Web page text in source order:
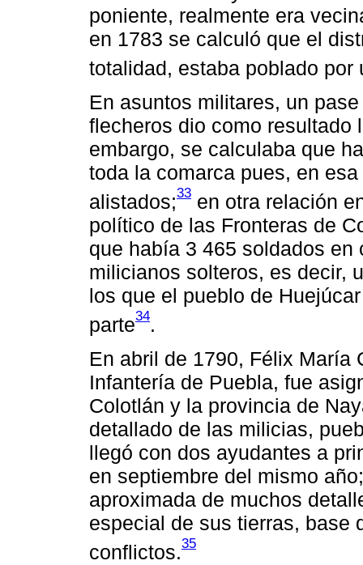
poniente, realmente era
en 1783 se calculó que el
totalidad, estaba poblado
En asuntos militares, un
flecheros dio como resultado
embargo, se calculaba que
toda la comarca pues, en
alistados;33 en otra relación
político de las Fronteras de
que había 3 465 soldados
milicianos solteros, es decir,
los que el pueblo de
parte34.
En abril de 1790, Félix María
Infantería de Puebla, fue
Colotlán y la provincia de
detallado de las milicias,
llegó con dos ayudantes a
en septiembre del mismo
aproximada de muchos
especial de sus tierras, base
conflictos.35